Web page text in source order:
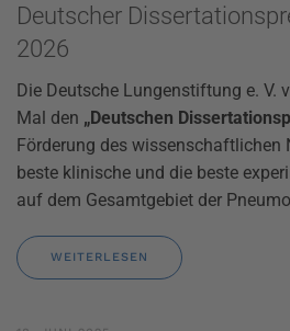
Deutscher
2026
Die Deutsche Lungenstiftung e. V.
Mal den „Deutschen
Förderung des wissenschaftlichen
beste klinische und die beste
auf dem Gesamtgebiet der
WEITERLESEN